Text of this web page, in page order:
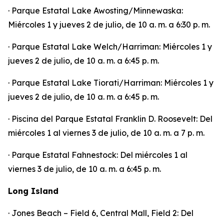
· Parque Estatal Lake Awosting/Minnewaska:
Miércoles 1 y jueves 2 de julio, de 10 a. m. a 6:30 p. m.
· Parque Estatal Lake Welch/Harriman: Miércoles 1 y
jueves 2 de julio, de 10 a. m. a 6:45 p. m.
· Parque Estatal Lake Tiorati/Harriman: Miércoles 1 y
jueves 2 de julio, de 10 a. m. a 6:45 p. m.
· Piscina del Parque Estatal Franklin D. Roosevelt: Del
miércoles 1 al viernes 3 de julio, de 10 a. m. a 7 p. m.
· Parque Estatal Fahnestock: Del miércoles 1 al
viernes 3 de julio, de 10 a. m. a 6:45 p. m.
Long Island
· Jones Beach – Field 6, Central Mall, Field 2: Del